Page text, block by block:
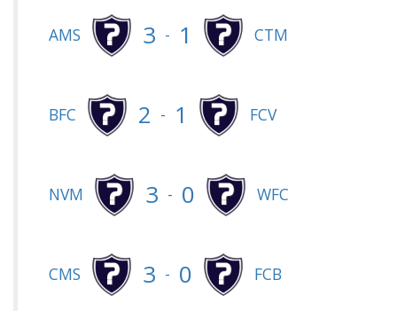
AMS 3 - 1 CTM
BFC 2 - 1 FCV
NVM 3 - 0 WFC
CMS 3 - 0 FCB